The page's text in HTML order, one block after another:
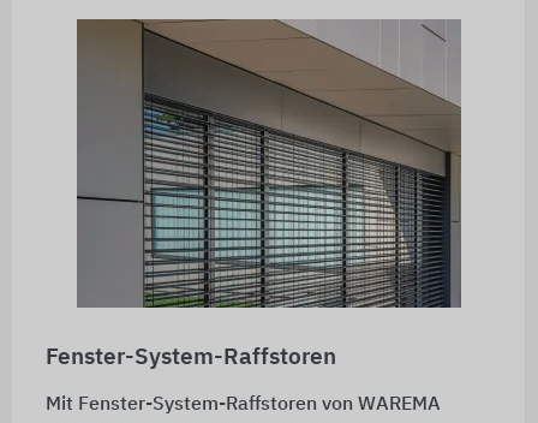
Fenster-System-Raffstoren
Mit Fenster-System-Raffstoren von WAREMA